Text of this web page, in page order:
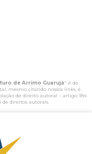
de Arrimo Guarujá" é de
mesmo citando nossos links, é
de direito autoral – artigo 184
de direitos autorais